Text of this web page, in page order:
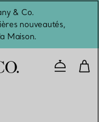
& Co.
nouveautés,
Maison.